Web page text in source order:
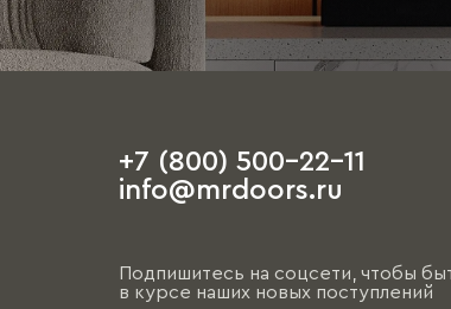
+7 (800) 500-22-11
info@mrdoors.ru
Подпишитесь на соцсети, чтобы
в курсе наших новых поступлений